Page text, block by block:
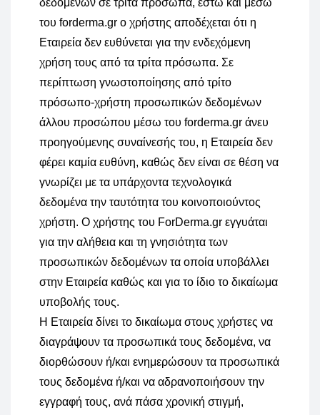
δεδομένων σε τρίτα πρόσωπα, έστω και μέσω
του forderma.gr ο χρήστης αποδέχεται ότι η
Εταιρεία δεν ευθύνεται για την ενδεχόμενη
χρήση τους από τα τρίτα πρόσωπα. Σε
περίπτωση γνωστοποίησης από τρίτο
πρόσωπο-χρήστη προσωπικών δεδομένων
άλλου προσώπου μέσω του forderma.gr άνευ
προηγούμενης συναίνεσής του, η Εταιρεία δεν
φέρει καμία ευθύνη, καθώς δεν είναι σε θέση να
γνωρίζει με τα υπάρχοντα τεχνολογικά
δεδομένα την ταυτότητα του κοινοποιούντος
χρήστη. Ο χρήστης του ForDerma.gr εγγυάται
για την αλήθεια και τη γνησιότητα των
προσωπικών δεδομένων τα οποία υποβάλλει
στην Εταιρεία καθώς και για το ίδιο το δικαίωμα
υποβολής τους.
Η Εταιρεία δίνει το δικαίωμα στους χρήστες να
διαγράψουν τα προσωπικά τους δεδομένα, να
διορθώσουν ή/και ενημερώσουν τα προσωπικά
τους δεδομένα ή/και να αδρανοποιήσουν την
εγγραφή τους, ανά πάσα χρονική στιγμή,